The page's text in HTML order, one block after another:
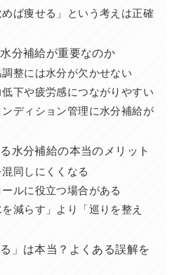
めば痩せる」という考えは正確
分補給が重要なのか
整には水分が欠かせない
下や疲労感につながりやすい
ディション管理に水分補給が
水分補給の本当のメリット
同しにくくなる
ルに役立つ場合がある
減らす」より「巡りを整え
」は本当？よくある誤解を